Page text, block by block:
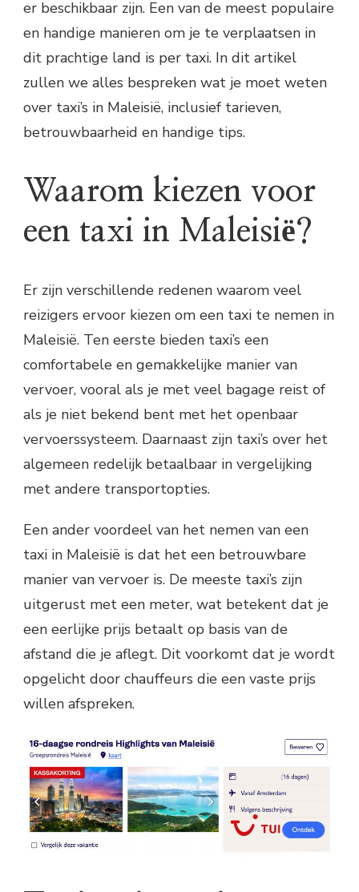
er beschikbaar zijn. Een van de meest populaire
en handige manieren om je te verplaatsen in
dit prachtige land is per taxi. In dit artikel
zullen we alles bespreken wat je moet weten
over taxi’s in Maleisië, inclusief tarieven,
betrouwbaarheid en handige tips.
Waarom kiezen voor
een taxi in Maleisië?
Er zijn verschillende redenen waarom veel
reizigers ervoor kiezen om een taxi te nemen in
Maleisië. Ten eerste bieden taxi’s een
comfortabele en gemakkelijke manier van
vervoer, vooral als je met veel bagage reist of
als je niet bekend bent met het openbaar
vervoerssysteem. Daarnaast zijn taxi’s over het
algemeen redelijk betaalbaar in vergelijking
met andere transportopties.
Een ander voordeel van het nemen van een
taxi in Maleisië is dat het een betrouwbare
manier van vervoer is. De meeste taxi’s zijn
uitgerust met een meter, wat betekent dat je
een eerlijke prijs betaalt op basis van de
afstand die je aflegt. Dit voorkomt dat je wordt
opgelicht door chauffeurs die een vaste prijs
willen afspreken.